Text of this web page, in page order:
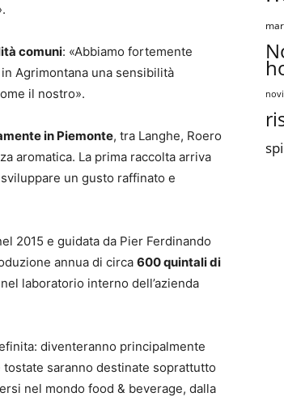
comuni: «Abbiamo fortemente
Agrimontana una sensibilità
il nostro».
in Piemonte, tra Langhe, Roero
aromatica. La prima raccolta arriva
un gusto raffinato e
2015 e guidata da Pier Ferdinando
annua di circa 600 quintali di
laboratorio interno dell’azienda
diventeranno principalmente
saranno destinate soprattutto
nel mondo food & beverage, dalla